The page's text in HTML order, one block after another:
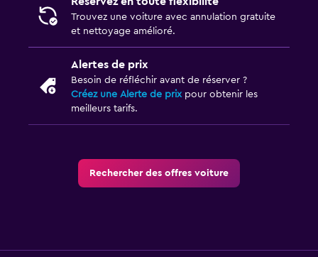
Trouvez une voiture avec annulation gratuite
et nettoyage amélioré.
Alertes de prix
Besoin de réfléchir avant de réserver ?
Créez une Alerte de prixpour obtenir les
meilleurs tarifs.
Rechercher des offres voiture